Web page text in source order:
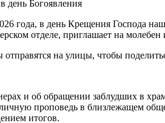
года, в день Крещения Господа
отделе, приглашает на
на улицы, чтобы
и об обращении заблудших в
проповедь в близлежащем
итогов.